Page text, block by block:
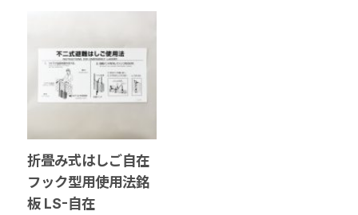
折畳み式はしご自在
フック型用使用法銘
板 LS-自在